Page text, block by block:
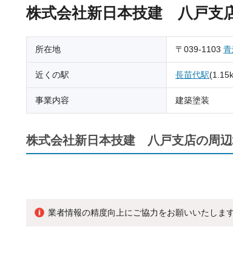
株式会社新日本技建 八戸支
所在地 〒039-1103
近くの駅 長苗代駅
事業内容 建築塗装
株式会社新日本技建 八戸支店の周辺
業者情報の精度向上にご協力をお願いいたしま